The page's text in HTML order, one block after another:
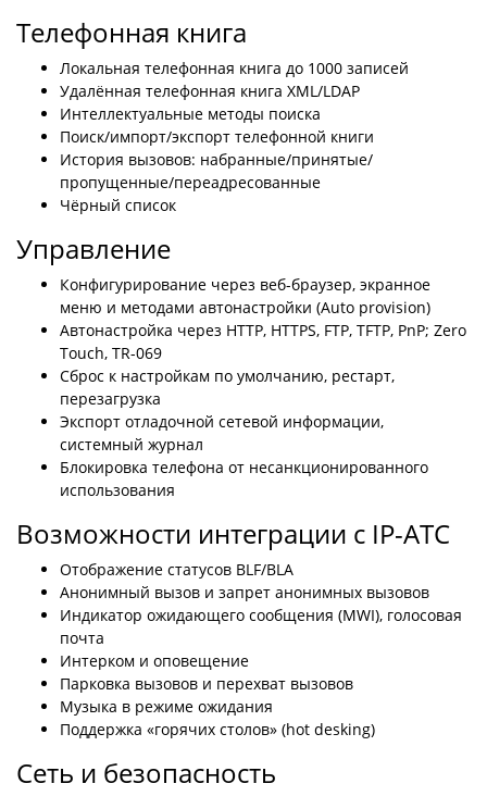
Телефонная книга
Локальная телефонная книга до 1000 записей
Удалённая телефонная книга XML/LDAP
Интеллектуальные методы поиска
Поиск/импорт/экспорт телефонной книги
История вызовов: набранные/принятые/
пропущенные/переадресованные
Чёрный список
Управление
Конфигурирование через веб-браузер, экранное
меню и методами автонастройки (Auto provision)
Автонастройка через HTTP, HTTPS, FTP, TFTP, PnP; Zero
Touch, TR-069
Сброс к настройкам по умолчанию, рестарт,
перезагрузка
Экспорт отладочной сетевой информации,
системный журнал
Блокировка телефона от несанкционированного
использования
Возможности интеграции с IP-АТС
Отображение статусов BLF/BLA
Анонимный вызов и запрет анонимных вызовов
Индикатор ожидающего сообщения (MWI), голосовая
почта
Интерком и оповещение
Парковка вызовов и перехват вызовов
Музыка в режиме ожидания
Поддержка «горячих столов» (hot desking)
Сеть и безопасность